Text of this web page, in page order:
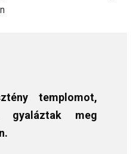
templomot,
gyaláztak meg